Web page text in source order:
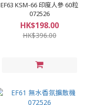
EF63 KSM-66 印度人參 60粒
072526
HK$198.00
HK$396.00